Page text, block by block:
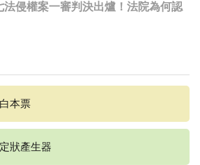
法侵權案一審判決出爐！法院為何認
本票
狀產生器